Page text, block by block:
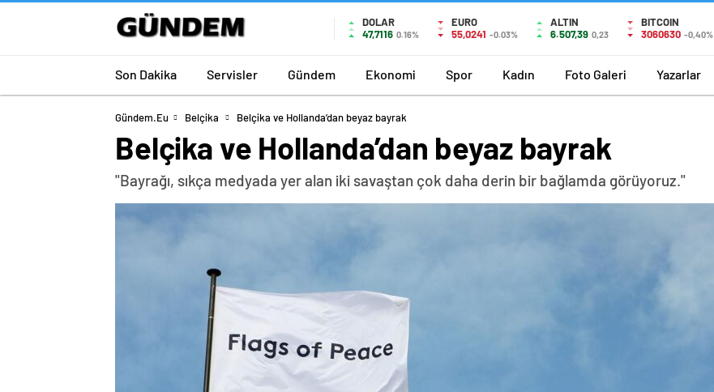
DOLAR
47,7116 0.16%
EURO
55,0241 -0.03%
ALTIN
6.507,39 0,23
BITCOIN
3060630 -0,40%
Son Dakika Servisler Gündem Ekonomi Spor Kadın Foto Galeri Yazarlar
Gündem.eu Belçika Belçika ve Hollanda’dan beyaz bayrak
Belçika ve Hollanda’dan beyaz bayrak
"Bayrağı, sıkça medyada yer alan iki savaştan çok daha derin bir bağlamda görüyoruz."